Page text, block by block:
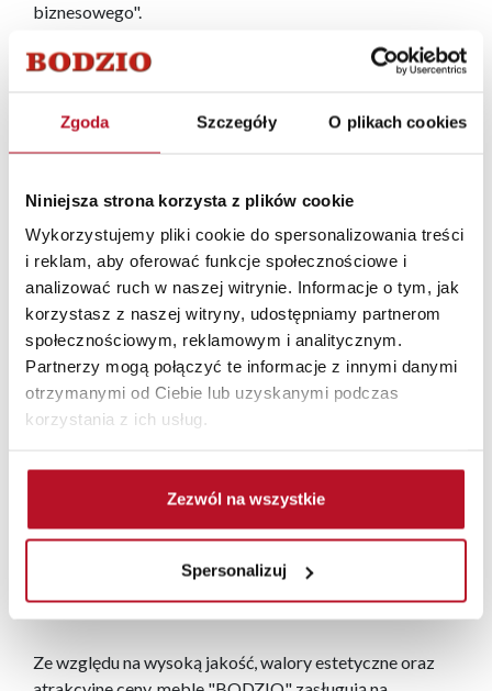
Zgoda Szczegóły O plikach cookies
Niniejsza strona korzysta z plików cookie
Wykorzystujemy pliki cookie do spersonalizowania treści
i reklam, aby oferować funkcje społecznościowe i
analizować ruch w naszej witrynie. Informacje o tym, jak
korzystasz z naszej witryny, udostępniamy partnerom
społecznościowym, reklamowym i analitycznym.
Partnerzy mogą połączyć te informacje z innymi danymi
otrzymanymi od Ciebie lub uzyskanymi podczas
korzystania z ich usług.
Zezwól na wszystkie
Spersonalizuj
biznesowego".
Wyróżnienie to obrazuje nie tylko zdolności
menedżerskie dyrektora generalnego, ale także poziom
Fabryka mebli BODZIO w ścisłym gronie 20 najlepszych
Dziennik Rzeczpospolita wyróżnił przedsiębiorstwo
tytułem Dobra Firma, zaliczając je tym samym do grupy
najlepiej rozwijających się firm w Polsce. Spośród 2000
kandydatów kapituła konkursu doceniała tylko te
podmioty, które wykazały się między innymi:
ponadprzeciętnymi zdolnościami rozwoju, dobrą
kondycją finansową, wysokim stopniem rentowności,
Ze względu na wysoką jakość, walory estetyczne oraz